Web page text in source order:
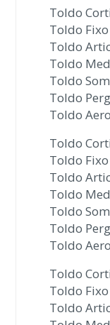
Toldo
Toldo
Toldo
Toldo
Toldo
Toldo
Toldo
Toldo
Toldo
Toldo
Toldo
Toldo
Toldo
Toldo
Toldo
Toldo
Toldo